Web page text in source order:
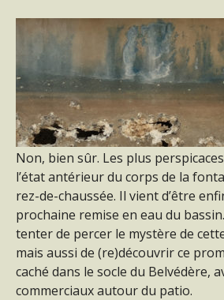
Non, bien sûr. Les plus
l’état antérieur du corps de la
rez-de-chaussée. Il vient d’être
prochaine remise en eau du bassin.
tenter de percer le mystère de
mais aussi de (re)découvrir ce
caché dans le socle du Belvédère,
commerciaux autour du patio.